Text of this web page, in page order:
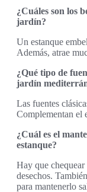
¿Cuáles son los
jardín?
Un estanque
Además, atrae
¿Qué tipo de
jardín
Las fuentes
Complementan el
¿Cuál es el
estanque?
Hay que
desechos.
para mantenerlo